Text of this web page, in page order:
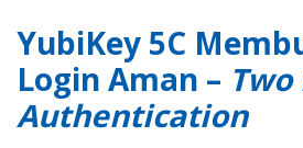
YubiKey 5C
Login Aman –
Authentication